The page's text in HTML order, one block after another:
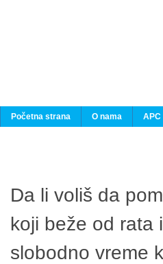
Početna strana O nama
Da li voliš da
koji beže od rata
slobodno vreme